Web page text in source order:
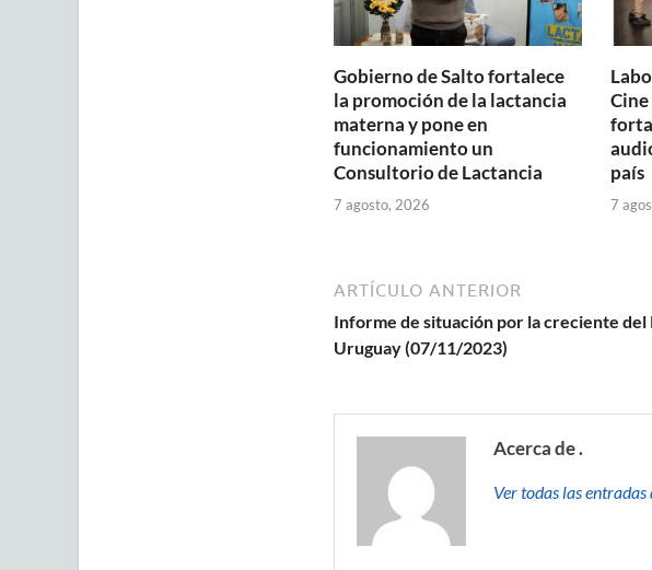
Gobierno de Salto fortalece
la promoción de la lactancia
materna y pone en
funcionamiento un
Consultorio de Lactancia
7 agosto, 2026
país
7
ARTÍCULO ANTERIOR
Informe de situación por la creciente del
Uruguay (07/11/2023)
Acerca de .
Ver todas las entradas